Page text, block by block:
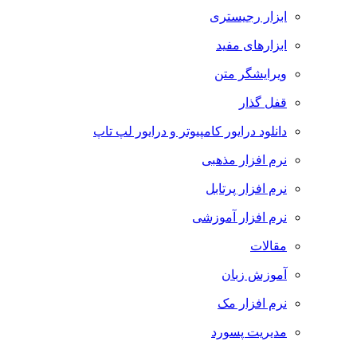
ابزار رجیستری
ابزارهای مفید
ویرایشگر متن
قفل گذار
دانلود درایور کامپیوتر و درایور لپ تاپ
نرم افزار مذهبی
نرم افزار پرتابل
نرم افزار آموزشی
مقالات
آموزش زبان
نرم افزار مک
مدیریت پسورد